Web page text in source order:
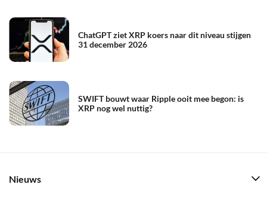
ChatGPT ziet XRP koers naar dit niveau stijgen
31 december 2026
SWIFT bouwt waar Ripple ooit mee begon: is
XRP nog wel nuttig?
Nieuws